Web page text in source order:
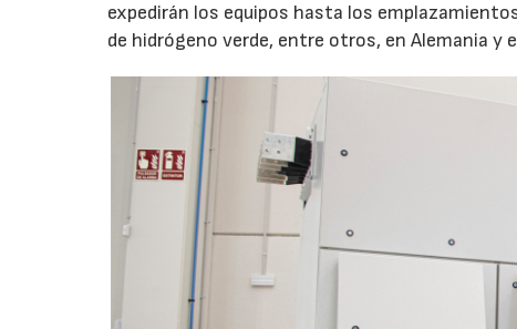
expedirán los equipos hasta los
de hidrógeno verde, entre otros, en Alemania y